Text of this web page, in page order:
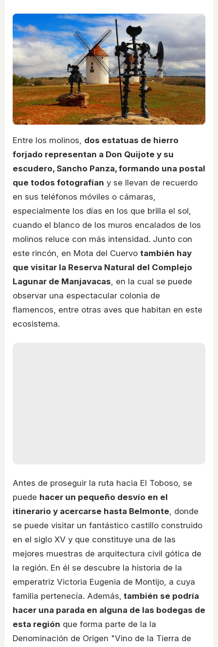
Entre los molinos, dos estatuas de hierro
forjado representan a Don Quijote y su
escudero, Sancho Panza, formando una postal
que todos fotografían y se llevan de recuerdo
en sus teléfonos móviles o cámaras,
especialmente los días en los que brilla el sol,
cuando el blanco de los muros encalados de los
molinos reluce con más intensidad. Junto con
este rincón, en Mota del Cuervo también hay
que visitar la Reserva Natural del Complejo
Lagunar de Manjavacas, en la cual se puede
observar una espectacular colonia de
flamencos, entre otras aves que habitan en este
ecosistema.
Antes de proseguir la ruta hacia El Toboso, se
puede hacer un pequeño desvío en el
itinerario y acercarse hasta Belmonte, donde
se puede visitar un fantástico castillo construido
en el siglo XV y que constituye una de las
mejores muestras de arquitectura civil gótica de
la región. En él se descubre la historia de la
emperatriz Victoria Eugenia de Montijo, a cuya
familia pertenecía. Además, también se podría
hacer una parada en alguna de las bodegas de
esta región que forma parte de la la
Denominación de Origen "Vino de la Tierra de